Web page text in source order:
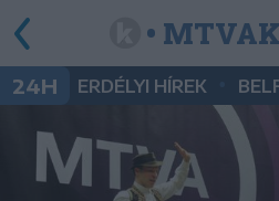
•
24H ERDÉLYI HÍREK